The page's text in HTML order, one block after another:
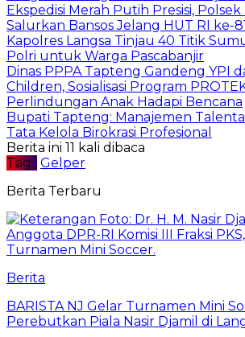
Ekspedisi Merah Putih Presisi,
Salurkan Bansos Jelang HUT RI ke-
Kapolres Langsa Tinjau 40 Titik
Polri untuk Warga Pascabanjir
Dinas PPPA Tapteng Gandeng YPI
Children, Sosialisasi Program
Perlindungan Anak Hadapi Bencana
Bupati Tapteng: Manajemen Talenta
Tata Kelola Birokrasi Profesional
Berita ini 11 kali dibaca
Tag : Gelper
Berita Terbaru
Berita
BARISTA NJ Gelar Turnamen Mini
Perebutkan Piala Nasir Djamil di